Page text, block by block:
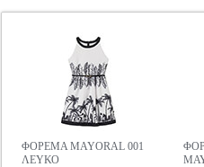
ΦΟΡΕΜΑ MAYORAL 001
ΛΕΥΚΟ